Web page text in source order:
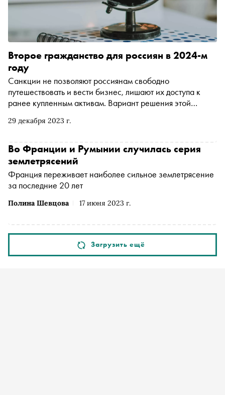
29 декабря 2023 г.
Второе гражданство для россиян в 2024-м
году
Санкции не позволяют россиянам свободно
путешествовать и вести бизнес, лишают их доступа к
ранее купленным активам. Вариант решения этой
оформить, «Сноб» рассказывает вместе с компанией
миграционных услуг
Полина Шевцова 17 июня 2023 г.
Во Франции и Румынии случилась серия
землетрясений
Франция переживает наиболее сильное землетрясение
за последние 20 лет
Загрузить ещё